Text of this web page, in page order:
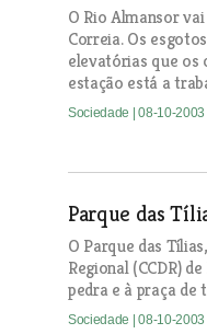
O Rio Almansor
Correia. Os
elevatórias que os
estação está a
Sociedade | 08-10-2003
Parque das
O Parque das
Regional (CCDR)
pedra e à praça de
Sociedade | 08-10-2003